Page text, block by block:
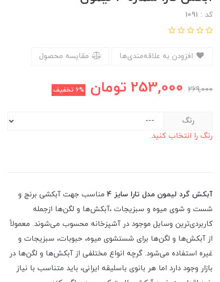
کد : 1091
مقایسه محصول
269,000
253,000 تومان 6% تخفیف
رنگ
رنگ را انتخاب کنید.
آبکش گرد لیمون مدل تارا سایز 4
مناسب جهت آبکشی برنج و
شست و شوی میوه و سبزیجات ،آبکش‌ها و لگن‌ها ازجمله
کاربردی‌ترین وسایل موجود در آشپزخانه محسوب می‌شوند. معمولاً
از آبکش‌ها و لگن‌ها برای شستشوی میوه، حبوبات، سبزیجات و
غیره استفاده می‌شود. گرچه انواع مختلفی از آبکش‌ها و لگن‌ها در
بازار وجود دارد اما هر بانوی باسلیقه ایرانی، باید متناسب با نیاز